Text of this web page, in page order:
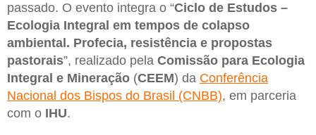
passado. O evento integra o “Ciclo de Estudos –
Ecologia Integral em tempos de colapso
ambiental. Profecia, resistência e propostas
pastorais”, realizado pela Comissão para Ecologia
Integral e Mineração (CEEM) da Conferência
Nacional dos Bispos do Brasil (CNBB), em parceria
com o IHU.